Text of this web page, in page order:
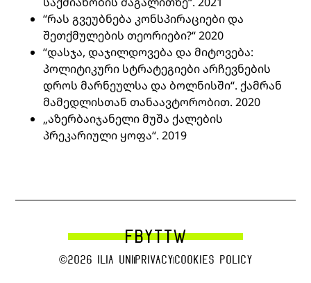
“რას გვეუბნება კონსპირაციები და
შეთქმულების თეორიები?“2020
“დასჯა, დაჯილდოვება და მიტოვება:
პოლიტიკური სტრატეგიები არჩევნების
დროს მარნეულსა და ბოლნისში“. ქამრან
მამედლისთან თანაავტორობით. 2020
„აზერბაიჯანელი მუშა ქალების
პრეკარიული ყოფა“. 2019
FBYTTW
©2026 Ilia uni PrivacyCookies Policy